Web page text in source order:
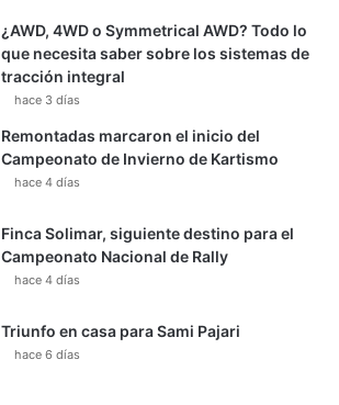
¿AWD, 4WD o Symmetrical AWD? Todo lo
que necesita saber sobre los sistemas de
tracción integral
hace 3 días
Remontadas marcaron el inicio del
Campeonato de Invierno de Kartismo
hace 4 días
Finca Solimar, siguiente destino para el
Campeonato Nacional de Rally
hace 4 días
Triunfo en casa para Sami Pajari
hace 6 días